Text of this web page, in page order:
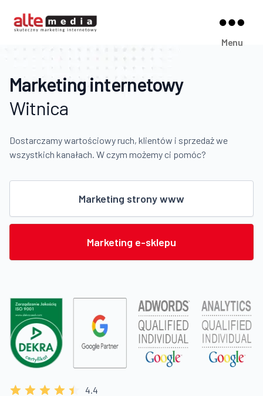
Menu
Marketing internetowy
Witnica
Dostarczamy wartościowy ruch, klientów i sprzedaż we
wszystkich kanałach. W czym możemy ci pomóc?
Marketing strony www
Marketing e-sklepu
4.4